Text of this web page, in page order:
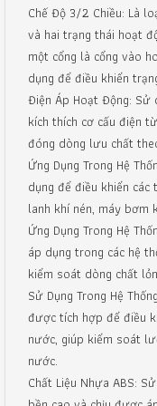
Chế Độ 3/2 Chiều: Là
và hai trạng thái hoạt
một cổng là cổng vào
dụng để điều khiển
Điện Áp Hoạt Động: Sử
kích thích cơ cấu điện
đóng dòng lưu chất
Ứng Dụng Trong Hệ
dụng để điều khiển
lanh khí nén, máy bơm
Ứng Dụng Trong Hệ
áp dụng trong các hệ
kiểm soát dòng chất
Sử Dụng Trong Hệ
được tích hợp để điều
nước, giúp kiểm soát
nước.
Chất Liệu Nhựa ABS: